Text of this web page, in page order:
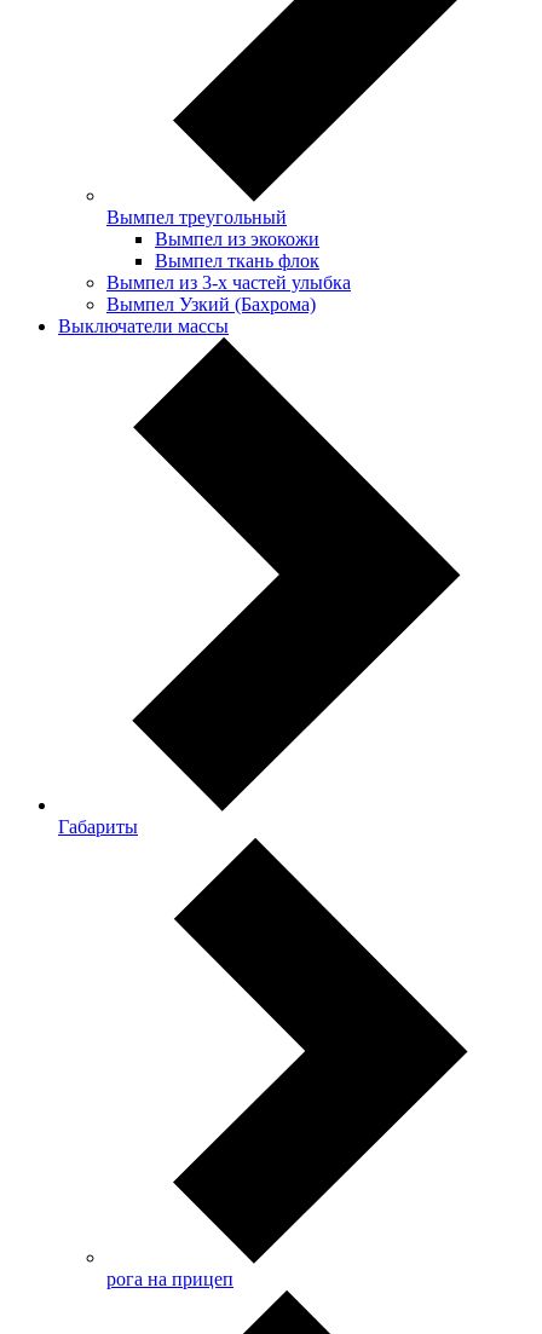
Вымпел треугольный
Вымпел из экокожи
Вымпел ткань флок
Вымпел из 3-х частей улыбка
Вымпел Узкий (Бахрома)
Выключатели массы
Габариты
рога на прицеп